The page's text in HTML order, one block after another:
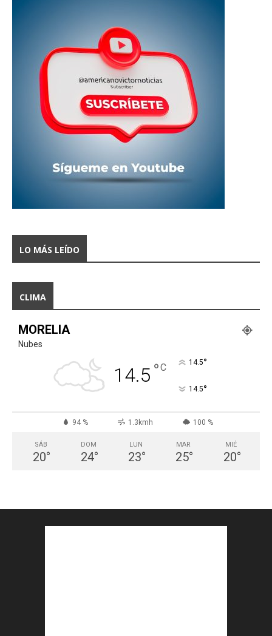
LO MÁS LEÍDO
CLIMA
MORELIA
Nubes
14.5 °C 14.5°
14.5°
94 % 1.3kmh 100 %
SÁB
20°
DOM
24°
LUN
23°
MAR
25°
MIÉ
20°